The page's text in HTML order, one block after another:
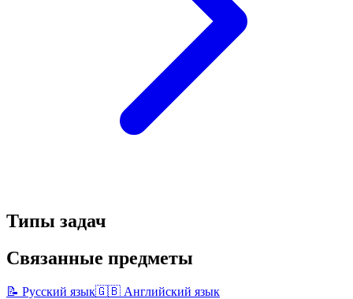
Типы задач
Связанные предметы
📝 Русский язык🇬🇧 Английский язык